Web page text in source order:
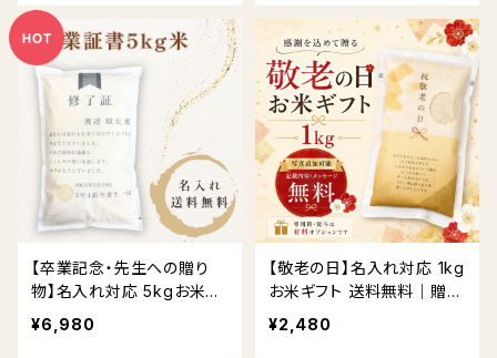
【卒業記念・先生への贈り
物】名入れ対応 5kgお米ギ
フト 送料無料
¥6,980
【敬老の日】名入れ対応 1kg
お米ギフト 送料無料｜贈答
用BOX・熨斗対応
¥2,480